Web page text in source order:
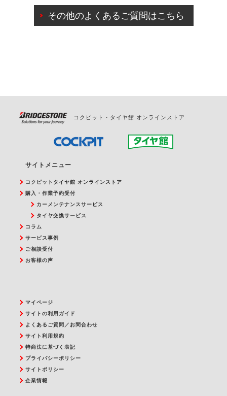
ご来店予約日の3営業日前を過ぎている場合のご予約
の日時変更につきましては、直接ご予約の店舗まで
その他のよくあるご質問はこちら
コクピット・タイヤ館 オンラインストア
サイトメニュー
コクピットタイヤ館 オンラインストア
購入・作業予約受付
カーメンテナンスサービス
タイヤ交換サービス
コラム
サービス事例
ご相談受付
お客様の声
マイページ
サイトの利用ガイド
よくあるご質問／お問合わせ
サイト利用規約
特商法に基づく表記
プライバシーポリシー
サイトポリシー
企業情報